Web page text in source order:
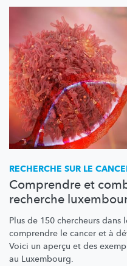
RECHERCHE SUR LE
Comprendre et
recherche
Plus de 150 chercheurs
comprendre le cancer et à
Voici un aperçu et des
au Luxembourg.